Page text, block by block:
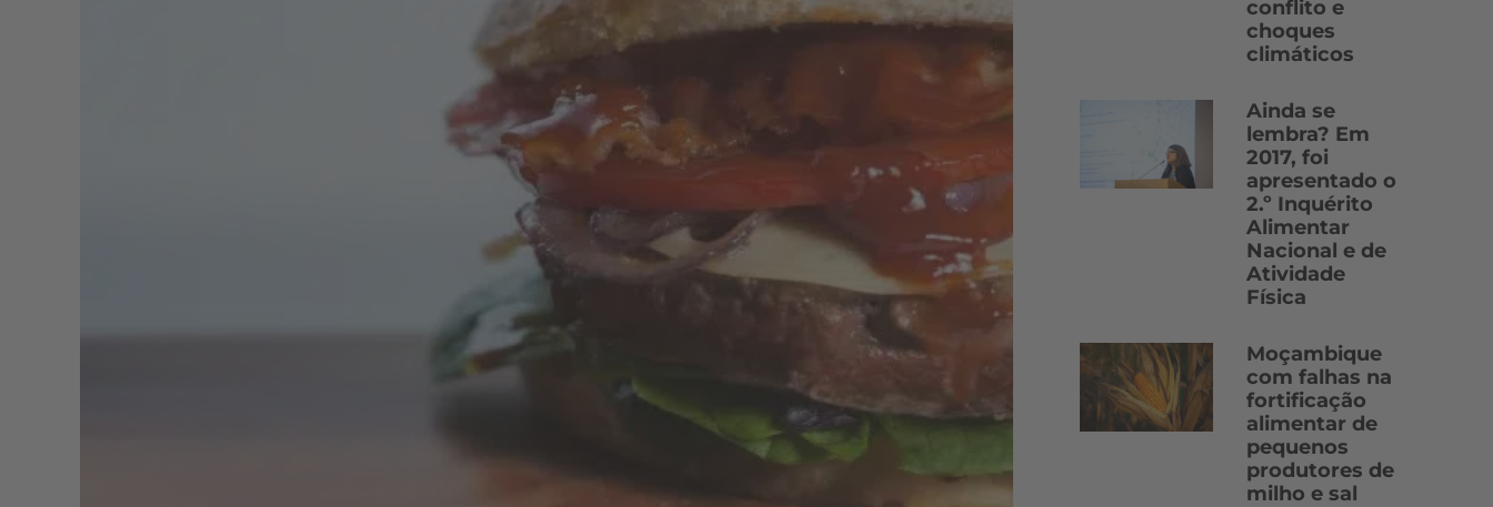
conflito e
choques
climáticos
Ainda se
lembra? Em
2017, foi
apresentado o
2.º Inquérito
Alimentar
Nacional e de
Atividade
Física
Moçambique
com falhas na
fortificação
alimentar de
pequenos
produtores de
milho e sal